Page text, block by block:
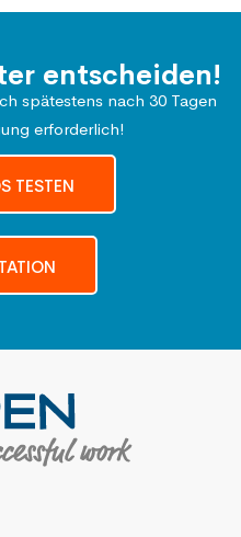
entscheiden!
spätestens nach 30 Tagen
erforderlich!
TESTEN